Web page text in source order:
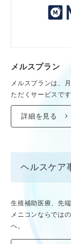
メルスプラン
メルスプランは、
ただくサービスです
詳細を見る
ヘルスケア
生殖補助医療、先
メニコンならでは
へ。